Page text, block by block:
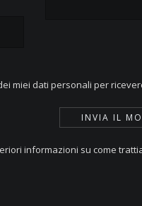
miei dati personali per
informazioni su come